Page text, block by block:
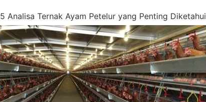
5 Analisa Ternak Ayam Petelur yang Penting Diketahui